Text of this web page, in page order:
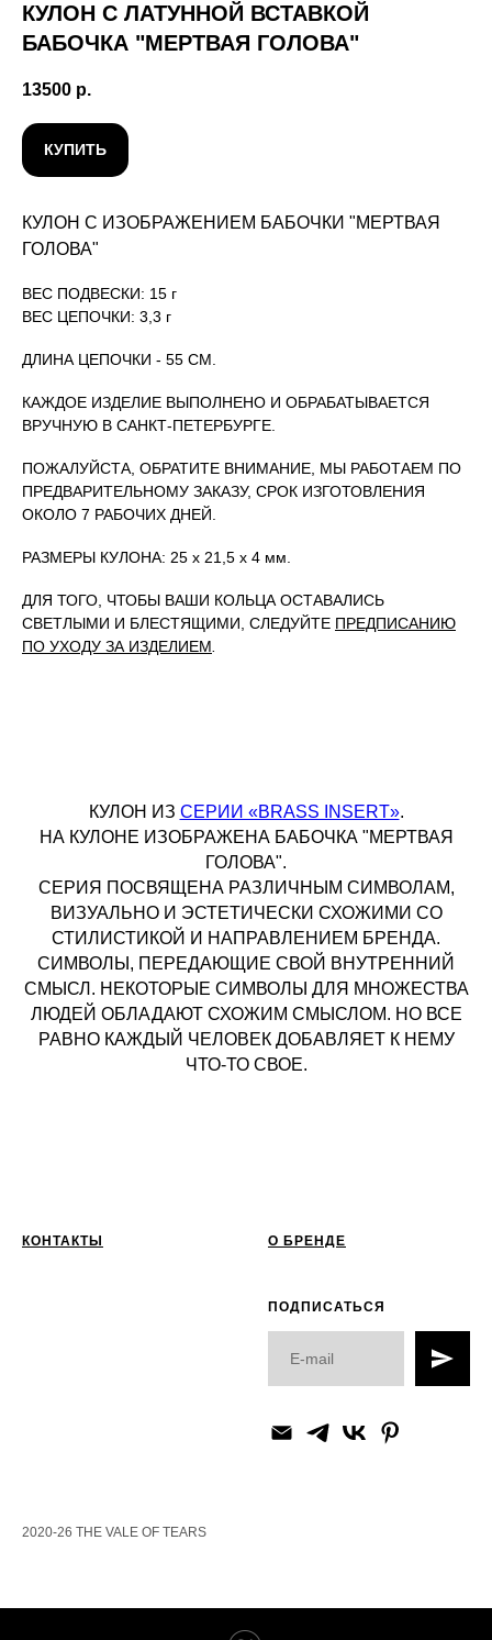
КУЛОН С ЛАТУННОЙ ВСТАВКОЙ
БАБОЧКА "МЕРТВАЯ ГОЛОВА"
13500 р.
КУПИТЬ
КУЛОН С ИЗОБРАЖЕНИЕМ БАБОЧКИ "МЕРТВАЯ
ГОЛОВА"
ВЕС ПОДВЕСКИ: 15 г
ВЕС ЦЕПОЧКИ: 3,3 г
ДЛИНА ЦЕПОЧКИ - 55 СМ.
КАЖДОЕ ИЗДЕЛИЕ ВЫПОЛНЕНО И ОБРАБАТЫВАЕТСЯ
ВРУЧНУЮ В САНКТ-ПЕТЕРБУРГЕ.
ПОЖАЛУЙСТА, ОБРАТИТЕ ВНИМАНИЕ, МЫ РАБОТАЕМ ПО
ПРЕДВАРИТЕЛЬНОМУ ЗАКАЗУ, СРОК ИЗГОТОВЛЕНИЯ
ОКОЛО 7 РАБОЧИХ ДНЕЙ.
РАЗМЕРЫ КУЛОНА: 25 х 21,5 х 4 мм.
ДЛЯ ТОГО, ЧТОБЫ ВАШИ КОЛЬЦА ОСТАВАЛИСЬ
СВЕТЛЫМИ И БЛЕСТЯЩИМИ, СЛЕДУЙТЕ ПРЕДПИСАНИЮ
ПО УХОДУ ЗА ИЗДЕЛИЕМ.
КУЛОН ИЗ СЕРИИ «BRASS INSERT».
НА КУЛОНЕ ИЗОБРАЖЕНА БАБОЧКА "МЕРТВАЯ
ГОЛОВА".
СЕРИЯ ПОСВЯЩЕНА РАЗЛИЧНЫМ СИМВОЛАМ,
ВИЗУАЛЬНО И ЭСТЕТИЧЕСКИ СХОЖИМИ СО
СТИЛИСТИКОЙ И НАПРАВЛЕНИЕМ БРЕНДА.
СИМВОЛЫ, ПЕРЕДАЮЩИЕ СВОЙ ВНУТРЕННИЙ
СМЫСЛ. НЕКОТОРЫЕ СИМВОЛЫ ДЛЯ МНОЖЕСТВА
ЛЮДЕЙ ОБЛАДАЮТ СХОЖИМ СМЫСЛОМ. НО ВСЕ
РАВНО КАЖДЫЙ ЧЕЛОВЕК ДОБАВЛЯЕТ К НЕМУ
ЧТО-ТО СВОЕ.
КОНТАКТЫ О БРЕНДЕ
ПОДПИСАТЬСЯ
2020-26 THE VALE OF TEARS